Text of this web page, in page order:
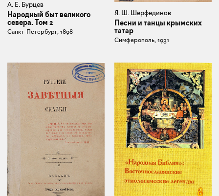
А. Е. Бурцев
Народный быт великого
севера. Том 2
Санкт-Петербург, 1898
Я. Ш. Шерфединов
Песни и танцы крымских
татар
Симферополь, 1931